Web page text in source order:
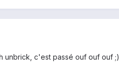
unbrick, c'est passé ouf ouf ouf ;)